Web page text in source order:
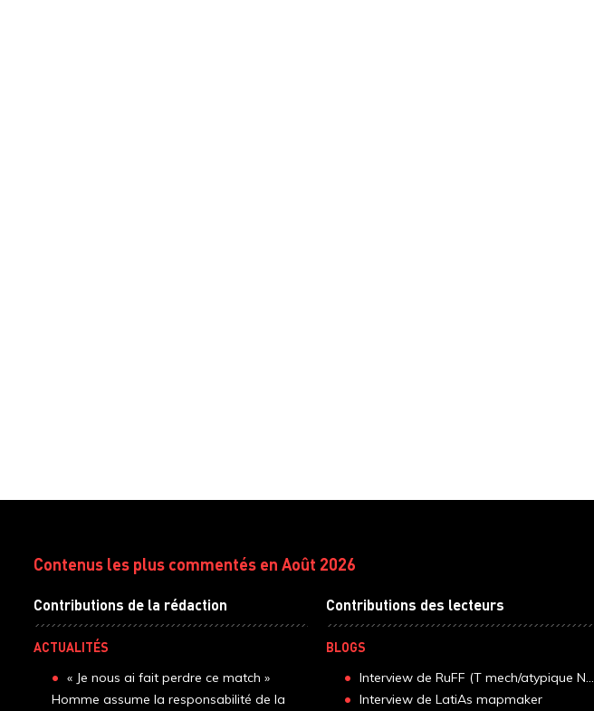
Contenus les plus commentés en Août 2026
Contributions de la rédaction
ACTUALITÉS
« Je nous ai fait perdre ce match »
Homme assume la responsabilité de la
Contributions des lecteurs
BLOGS
Interview de RuFF (T mech/atypique N...
Interview de LatiAs mapmaker